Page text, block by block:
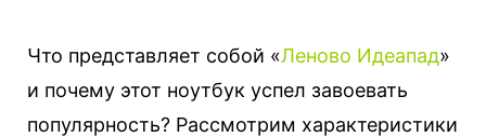
Что представляет собой «Леново Идеапад»
и почему этот ноутбук успел завоевать
популярность? Рассмотрим характеристики